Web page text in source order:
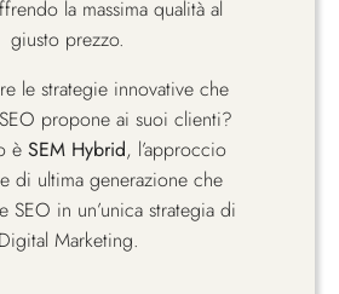
la massima qualità al
giusto prezzo.
le strategie innovative che
propone ai suoi clienti?
è SEM Hybrid, l’approccio
di ultima generazione che
SEO in un’unica strategia di
Digital Marketing.